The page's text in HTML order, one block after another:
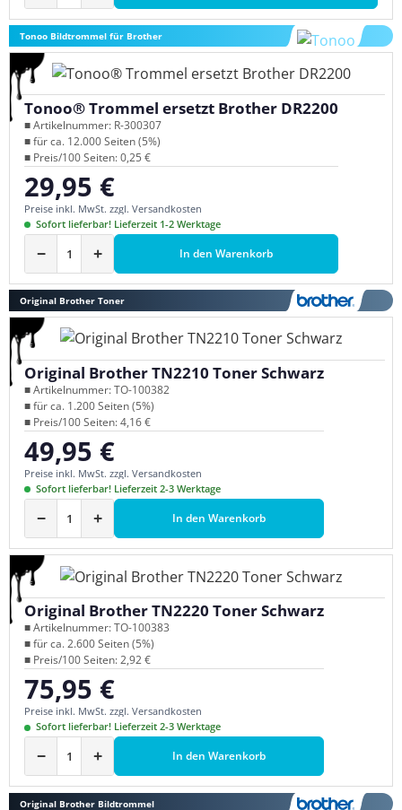
Tonoo Bildtrommel für Brother
Tonoo® Trommel ersetzt Brother DR2200
■ Artikelnummer: R-300307
■ für ca. 12.000 Seiten (5%)
■ Preis/100 Seiten: 0,25 €
Regulärer Preis:
29,95 €
Preise inkl. MwSt. zzgl. Versandkosten
Sofort lieferbar! Lieferzeit 1-2 Werktage
− + In den Warenkorb
Original Brother Toner
Original Brother TN2210 Toner Schwarz
■ Artikelnummer: TO-100382
■ für ca. 1.200 Seiten (5%)
■ Preis/100 Seiten: 4,16 €
Regulärer Preis:
49,95 €
Preise inkl. MwSt. zzgl. Versandkosten
Sofort lieferbar! Lieferzeit 2-3 Werktage
− + In den Warenkorb
Original Brother TN2220 Toner Schwarz
■ Artikelnummer: TO-100383
■ für ca. 2.600 Seiten (5%)
■ Preis/100 Seiten: 2,92 €
Regulärer Preis:
75,95 €
Preise inkl. MwSt. zzgl. Versandkosten
Sofort lieferbar! Lieferzeit 2-3 Werktage
− + In den Warenkorb
Original Brother Bildtrommel